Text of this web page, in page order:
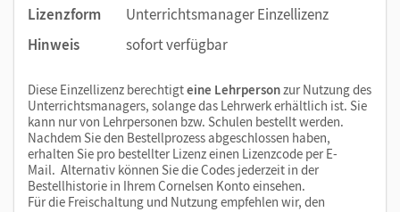
Nutzen Sie den Unterrichtsmanager auf lernen.cornelsen.de
Lizenzform
Unterrichtsmanager Einzellizenz
Hinweis
sofort verfügbar
Diese Einzellizenz berechtigteine Lehrpersonzur Nutzung des
Unterrichtsmanagers, solange das Lehrwerk erhältlich ist. Sie
kann nur von Lehrpersonen bzw. Schulen bestellt werden.
Nachdem Sie den Bestellprozess abgeschlossen haben,
erhalten Sie pro bestellter Lizenz einen Lizenzcode per E-
Mail. Alternativ können Sie die Codes jederzeit in der
Bestellhistorie in Ihrem Cornelsen Konto einsehen.
Für die Freischaltung und Nutzung empfehlen wir, den